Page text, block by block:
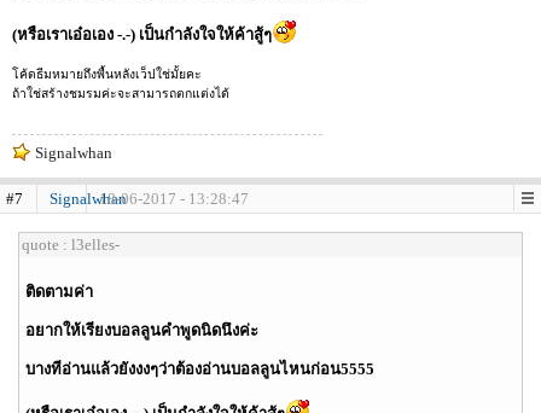
(หรือเราเอ๋อเอง -.-) เป็นกำลังใจให้ค้าสู้ๆ
โค้ดธีมหมายถึงพื้นหลังเว็ปใช่มั้ยคะ
ถ้าใช่สร้างชมรมค่ะจะสามารถตกแต่งได้
Signalwhan
#7 Signalwhan18-06-2017 - 13:28:47
quote : l3elles-
ติดตามค่า
อยากให้เรียงบอลลูนคำพูดนิดนึงค่ะ
บางทีอ่านแล้วยังงงๆว่าต้องอ่านบอลลูนไหนก่อน5555